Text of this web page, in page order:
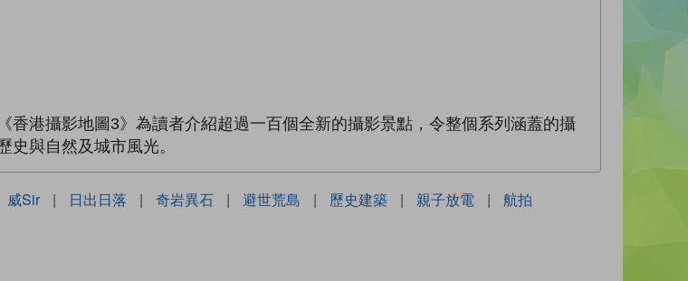
港攝影地圖3》為讀者介紹超過一百個全新的攝影景點，令整個系列涵蓋的攝
與自然及城市風光。
威Sir | 日出日落 | 奇岩異石 | 避世荒島 | 歷史建築 | 親子放電 | 航拍